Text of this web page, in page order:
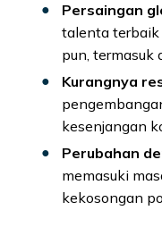
Persaingan
talenta terbaik
pun, termasuk
Kurangnya
kesenjangan
Perubahan
memasuki
kekosongan